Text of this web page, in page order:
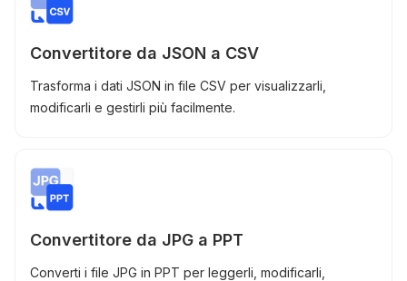
Convertitore da JSON a CSV
Trasforma i dati JSON in file CSV per visualizzarli,
modificarli e gestirli più facilmente.
Convertitore da JPG a PPT
Converti i file JPG in PPT per leggerli, modificarli,